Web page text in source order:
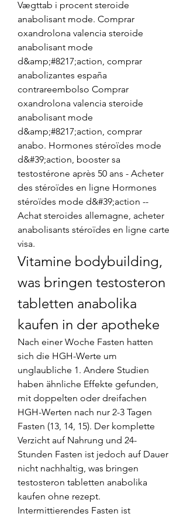
Vægttab i procent steroide
anabolisant mode. Comprar
oxandrolona valencia steroide
anabolisant mode
d&amp;#8217;action, comprar
anabolizantes españa
contrareembolso Comprar
oxandrolona valencia steroide
anabolisant mode
d&amp;#8217;action, comprar
anabo. Hormones stéroïdes mode
d&#39;action, booster sa
testostérone après 50 ans - Acheter
des stéroïdes en ligne Hormones
stéroïdes mode d&#39;action --
Achat steroides allemagne, acheter
anabolisants stéroïdes en ligne carte
visa.
Vitamine bodybuilding,
was bringen testosteron
tabletten anabolika
kaufen in der apotheke
Nach einer Woche Fasten hatten
sich die HGH-Werte um
unglaubliche 1. Andere Studien
haben ähnliche Effekte gefunden,
mit doppelten oder dreifachen
HGH-Werten nach nur 2-3 Tagen
Fasten (13, 14, 15). Der komplette
Verzicht auf Nahrung und 24-
Stunden Fasten ist jedoch auf Dauer
nicht nachhaltig, was bringen
testosteron tabletten anabolika
kaufen ohne rezept.
Intermittierendes Fasten ist